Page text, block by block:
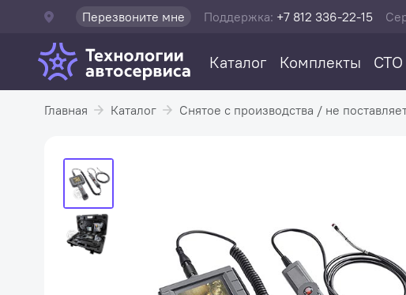
Перезвоните мне Поддержка: +7 812 336-22-15
Каталог Комплекты СТО
Главная Каталог Снятое с производства / не